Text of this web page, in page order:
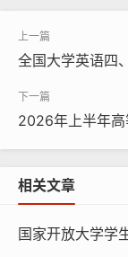
设置的通知》（
的内容列入“习近
程，考试范围和
外时事。
购买途径：一是
购买正版教材。
上书店：http://
全国大学英语四
2026年上半年
相关文章
国家开放大学学